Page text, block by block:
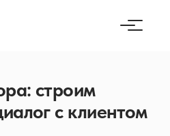
строим
с клиентом